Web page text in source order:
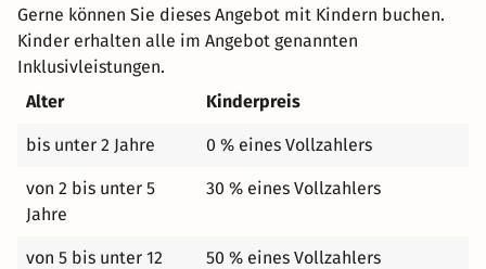
Gerne können Sie dieses Angebot mit Kindern buchen.
Kinder erhalten alle im Angebot genannten
Inklusivleistungen.
Alter
Kinderpreis
bis unter 2 Jahre 0 % eines Vollzahlers
von 2 bis unter 5
Jahre
30 % eines Vollzahlers
von 5 bis unter 12
50 % eines Vollzahlers